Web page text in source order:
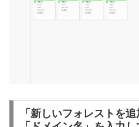
「新しいフォレストを